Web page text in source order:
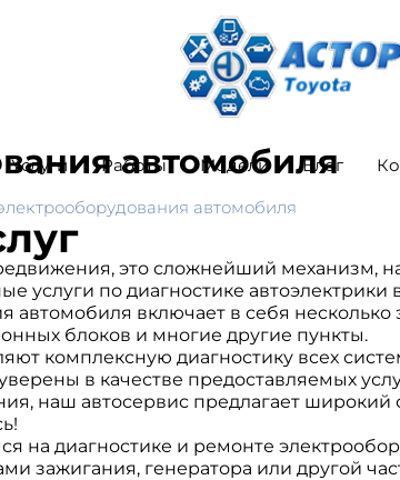
Услуги Работы Модели Блог
автомобиля
автомобиля
это сложнейший механизм,
услуги по диагностике
автомобиля включает в себя
блоков и многие другие пункты.
комплексную диагностику всех
в качестве предоставляемых
наш автосервис предлагает широкий
на диагностике и ремонте
зажигания, генератора или другой